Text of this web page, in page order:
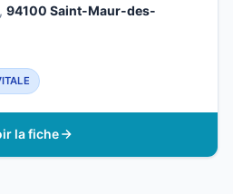
94100 Saint-Maur-des-
la fiche